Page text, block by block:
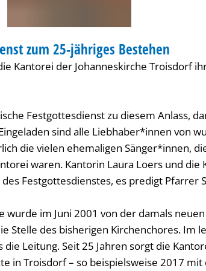
zum 25-jähriges Bestehen
Kantorei der Johanneskirche Troisdorf
Festgottesdienst zu diesem Anlass,
sind alle Liebhaber*innen von
die vielen ehemaligen Sänger*innen,
waren. Kantorin Laura Loers und die
Festgottesdienstes, es predigt Pfarrer
wurde im Juni 2001 von der damals
Stelle des bisherigen Kirchenchores. Im
Leitung. Seit 25 Jahren sorgt die
in Troisdorf – so beispielsweise 2017